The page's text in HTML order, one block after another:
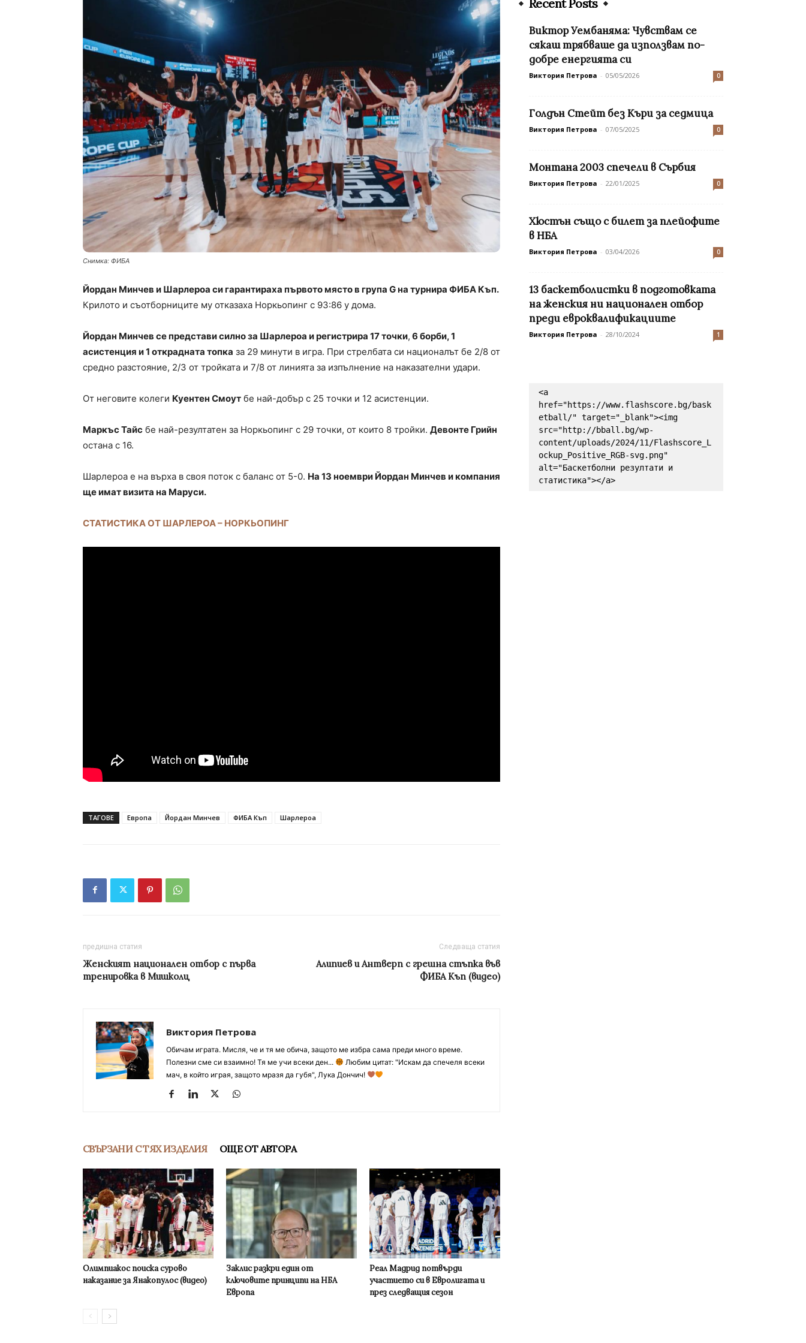
Снимка: ФИБА
Йордан Минчев и Шарлероа си гарантираха първото място в група G на турнира ФИБА Къп.
Крилото и съотборниците му отказаха Норкьопинг с 93:86 у дома.
Йордан Минчев се представи силно за Шарлероа и регистрира 17 точки, 6 борби, 1
асистенция и 1 открадната топка за 29 минути в игра. При стрелбата си националът бе 2/8 от
средно разстояние, 2/3 от тройката и 7/8 от линията за изпълнение на наказателни удари.
От неговите колеги Куентен Смоут бе най-добър с 25 точки и 12 асистенции.
Маркъс Тайс бе най-резултатен за Норкьопинг с 29 точки, от които 8 тройки. Девонте Грийн
остана с 16.
Шарлероа е на върха в своя поток с баланс от 5-0. На 13 ноември Йордан Минчев и компания
ще имат визита на Маруси.
СТАТИСТИКА ОТ ШАРЛЕРОА – НОРКЬОПИНГ
ТАГОВЕ Европа Йордан Минчев ФИБА Къп Шарлероа
предишна статия
Женският национален отбор с първа
тренировка в Мишколц
Следваща статия
Алипиев и Антверп с грешна стъпка във
ФИБА Къп (видео)
Виктория Петрова
Обичам играта. Мисля, че и тя ме обича, защото ме избра сама преди много време.
Полезни сме си взаимно! Тя ме учи всеки ден...
Любим цитат: "Искам да спечеля всеки
мач, в който играя, защото мразя да губя", Лука Дончич!
СВЪРЗАНИ С ТЯХ ИЗДЕЛИЯ ОЩЕ ОТ АВТОРА
Олимпиакос поиска сурово
наказание за Янакопулос (видео)
Заклис разкри един от
ключовите принципи на НБА
Европа
Реал Мадрид потвърди
участието си в Евролигата и
през следващия сезон
Recent Posts
Виктор Уембаняма: Чувствам се
сякаш трябваше да използвам по-
добре енергията си
Виктория Петрова - 05/05/2026 0
Голдън Стейт без Къри за седмица
Виктория Петрова - 07/05/2025 0
Монтана 2003 спечели в Сърбия
Виктория Петрова - 22/01/2025 0
Хюстън също с билет за плейофите
в НБА
Виктория Петрова - 03/04/2026 0
13 баскетболистки в подготовката
на женския ни национален отбор
преди евроквалификациите
Виктория Петрова - 28/10/2024 1
<a
href="https://www.flashscore.bg/bask
etball/" target="_blank"><img
src="http://bball.bg/wp-
content/uploads/2024/11/Flashscore_L
ockup_Positive_RGB-svg.png"
alt="Баскетболни резултати и
статистика"></a>